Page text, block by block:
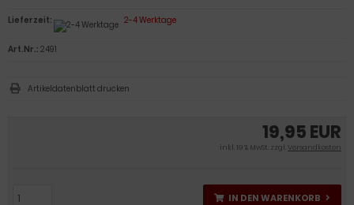
19,95 EUR
inkl. 19 % MwSt. zzgl.Versandkosten
IN DEN WARENKORB
Lieferzeit: 2-4 Werktage
Art.Nr.: 2491
Artikeldatenblatt drucken